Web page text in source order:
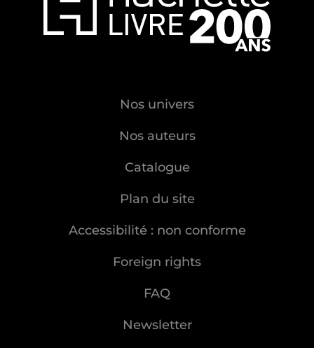
Nos univers
Nos auteurs
Catalogue
Plan du site
Accessibilité : non conforme
Foreign rights
FAQ
Newsletter